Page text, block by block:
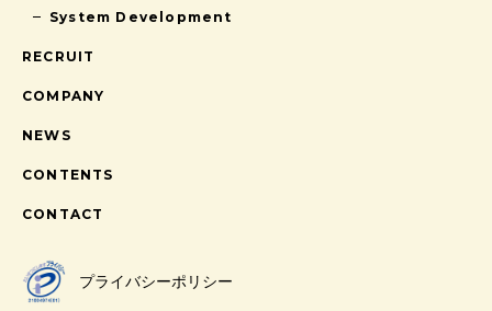
System Development
RECRUIT
COMPANY
NEWS
CONTENTS
CONTACT
プライバシーポリシー